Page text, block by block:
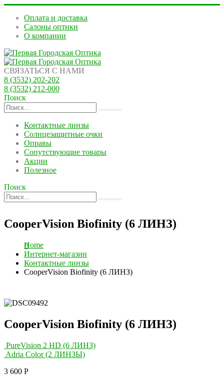
Оплата и доставка
Салоны оптики
О компании
СВЯЗАТЬСЯ С НАМИ
8 (3532) 202-202
8 (3532) 212-000
Поиск
Контактные линзы
Солнцезащитные очки
Оправы
Сопутствующие товары
Акции
Полезное
Поиск
CooperVision Biofinity (6 ЛИНЗ)
Home
Интернет-магазин
Контактные линзы
CooperVision Biofinity (6 ЛИНЗ)
CooperVision Biofinity (6 ЛИНЗ)
PureVision 2 HD (6 ЛИНЗ)
Adria Color (2 ЛИНЗЫ)
3 600 Р